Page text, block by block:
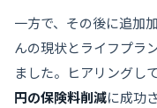
一方で、その後に追加
んの現状とライフプラ
ました。ヒアリングし
円の保険料削減に成功